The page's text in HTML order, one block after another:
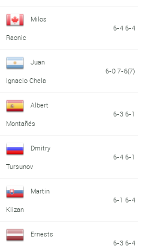
Milos
Raonic
6-4 6-4
Juan
Ignacio Chela
6-0 7-6(7)
Albert
Montañés
6-3 6-1
Dmitry
Tursunov
6-4 6-1
Martin
Klizan
6-1 6-4
Ernests
6-3 6-4